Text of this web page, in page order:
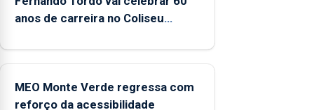
anos de carreira no Coliseu
MEO Monte Verde regressa com
reforço da acessibilidade